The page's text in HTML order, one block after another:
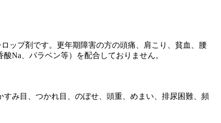
ップ剤です。更年期障害の方の頭痛、肩こり、貧血、腰
Na、パラベン等）を配合しておりません。
み目、つかれ目、のぼせ、頭重、めまい、排尿困難、頻